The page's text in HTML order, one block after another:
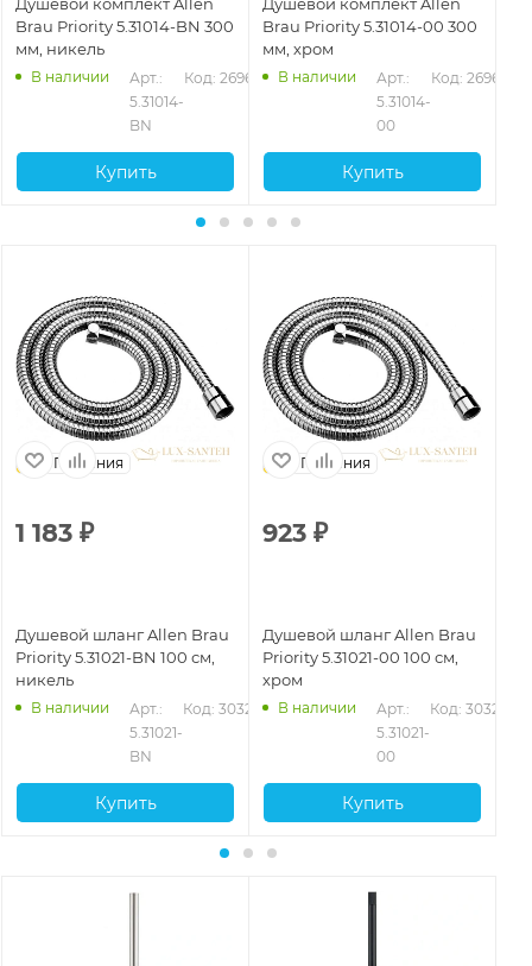
Душевой комплект Allen
Brau Priority 5.31014-BN 300
мм, никель
В наличии
Арт.:
5.31014-
BN
Код: 26964
Купить
Душевой комплект Allen
Brau Priority 5.31014-00 300
мм, хром
В наличии
Арт.:
5.31014-
00
Код: 26962
Купить
Германия
1 183 ₽
Душевой шланг Allen Brau
Priority 5.31021-BN 100 см,
никель
В наличии
Арт.:
5.31021-
BN
Код: 30325
Купить
Германия
923 ₽
Душевой шланг Allen Brau
Priority 5.31021-00 100 см,
хром
В наличии
Арт.:
5.31021-
00
Код: 30323
Купить